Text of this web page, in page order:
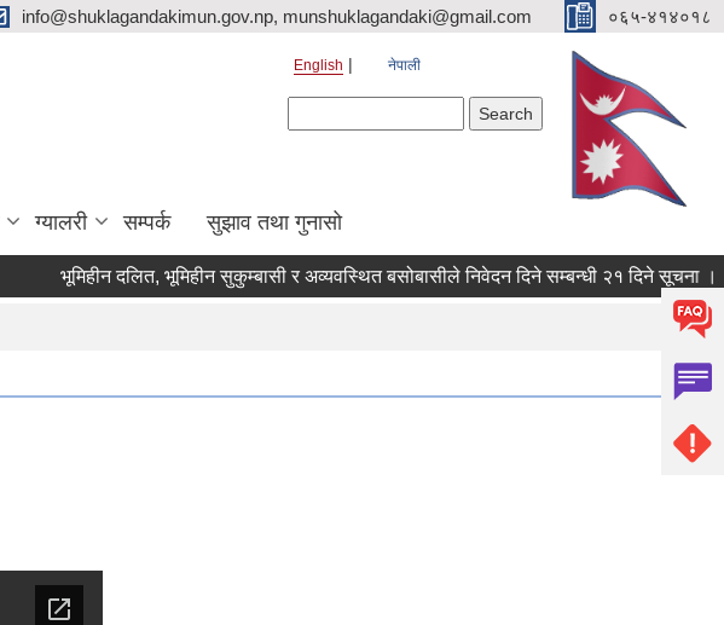
info@shuklagandakimun.gov.np, munshuklagandaki@gmail.com ०६५-४१४०१८
English नेपाली
ग्यालरी सम्पर्क सुझाव तथा गुनासो
भूमिहीन दलित, भूमिहीन सुकुम्बासी र अव्यवस्थित बसोबासीले निवेदन दिने सम्बन्धी २१ दिने सूचना ।